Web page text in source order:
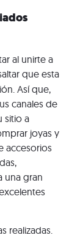
al unirte a
que esta
Así que,
canales de
sitio a
joyas y
accesorios
una gran
realizadas.